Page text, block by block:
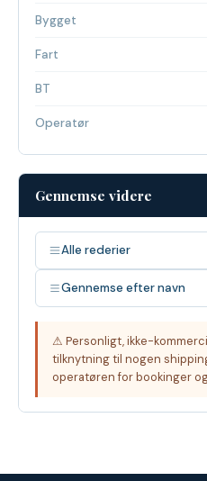
Bygget
Fart
BT
Operatør
Gennemse videre
Alle rederier
Gennemse efter navn
⚠ Personligt, ikke-
tilknytning til nogen
operatøren for bookinger